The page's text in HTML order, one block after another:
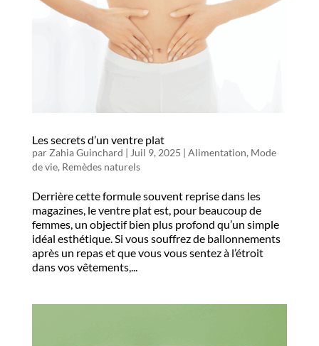
Les secrets d’un ventre plat
par Zahia Guinchard | Juil 9, 2025 | Alimentation, Mode
de vie, Remèdes naturels
Derrière cette formule souvent reprise dans les
magazines, le ventre plat est, pour beaucoup de
femmes, un objectif bien plus profond qu’un simple
idéal esthétique. Si vous souffrez de ballonnements
après un repas et que vous vous sentez à l’étroit
dans vos vêtements,...